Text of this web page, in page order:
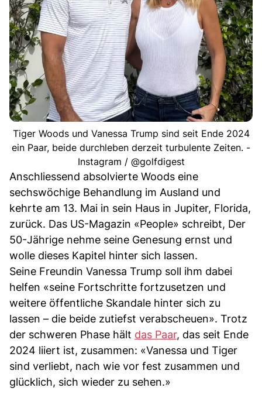
Tiger Woods und Vanessa Trump sind seit Ende 2024
ein Paar, beide durchleben derzeit turbulente Zeiten. -
Instagram / @golfdigest
Anschliessend absolvierte Woods eine
sechswöchige Behandlung im Ausland und
kehrte am 13. Mai in sein Haus in Jupiter, Florida,
zurück. Das US-Magazin «People» schreibt, Der
50-Jährige nehme seine Genesung ernst und
wolle dieses Kapitel hinter sich lassen.
Seine Freundin Vanessa Trump soll ihm dabei
helfen «seine Fortschritte fortzusetzen und
weitere öffentliche Skandale hinter sich zu
lassen – die beide zutiefst verabscheuen». Trotz
der schweren Phase hält das Paar, das seit Ende
2024 liiert ist, zusammen: «Vanessa und Tiger
sind verliebt, nach wie vor fest zusammen und
glücklich, sich wieder zu sehen.»